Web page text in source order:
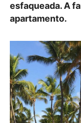
esfaqueada. A
apartamento.